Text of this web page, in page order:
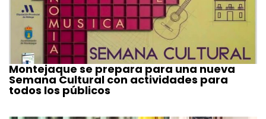
Montejaque se prepara para una nueva
Semana Cultural con actividades para
todos los públicos